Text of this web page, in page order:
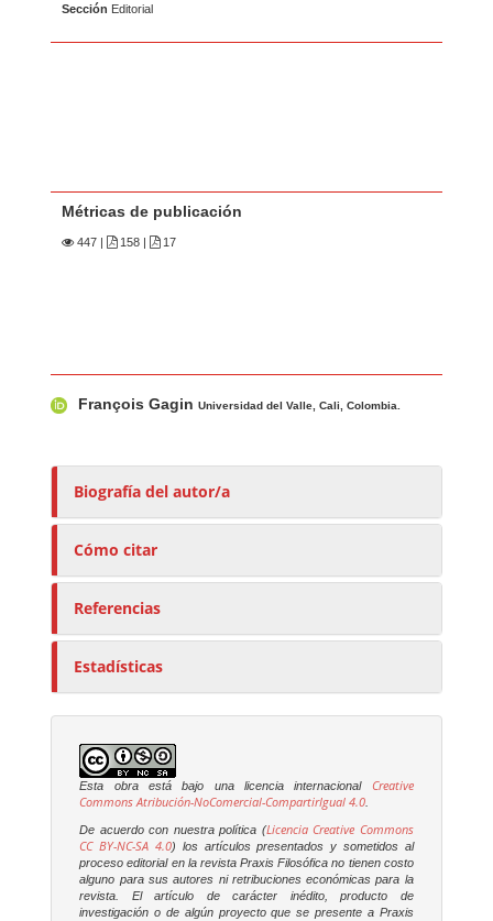
Sección Editorial
Métricas de publicación
447 | 158 | 17
u
o
e
/
François GaginUniversidad del Valle, Cali, Colombia.
Biografía del autor/a
Cómo citar
Referencias
Estadísticas
Esta obra está bajo una licencia internacional
Creative
Commons Atribución-NoComercial-CompartirIgual 4.0
De acuerdo con nuestra política (Licencia Creative Commons
CC BY-NC-SA 4.0) los artículos presentados y sometidos al
proceso editorial en la revistaPraxis Filosófica no tienen costo
alguno para sus autores ni retribuciones económicas para la
revista. El artículo de carácter inédito, producto de
investigación o de algún proyecto que se presente a Praxis